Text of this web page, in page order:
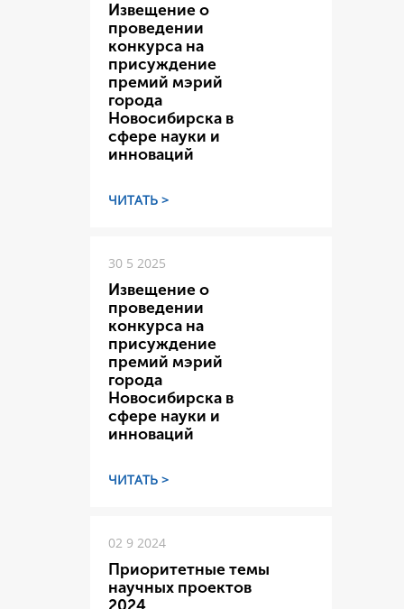
Извещение о
проведении
конкурса на
присуждение
премий мэрий
города
Новосибирска в
сфере науки и
инноваций
ЧИТАТЬ >
30 5 2025
Извещение о
проведении
конкурса на
присуждение
премий мэрий
города
Новосибирска в
сфере науки и
инноваций
ЧИТАТЬ >
02 9 2024
Приоритетные темы
научных проектов